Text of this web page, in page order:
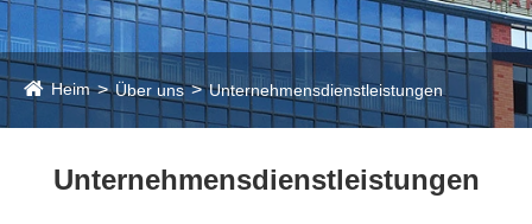
Heim Über uns Unternehmensdienstleistungen
Unternehmensdienstleistungen